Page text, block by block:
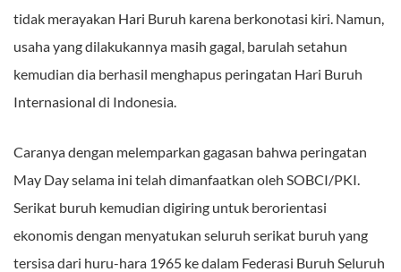
tidak merayakan Hari Buruh karena berkonotasi kiri. Namun,
usaha yang dilakukannya masih gagal, barulah setahun
kemudian dia berhasil menghapus peringatan Hari Buruh
Internasional di Indonesia.
Caranya dengan melemparkan gagasan bahwa peringatan
May Day selama ini telah dimanfaatkan oleh SOBCI/PKI.
Serikat buruh kemudian digiring untuk berorientasi
ekonomis dengan menyatukan seluruh serikat buruh yang
tersisa dari huru-hara 1965 ke dalam Federasi Buruh Seluruh